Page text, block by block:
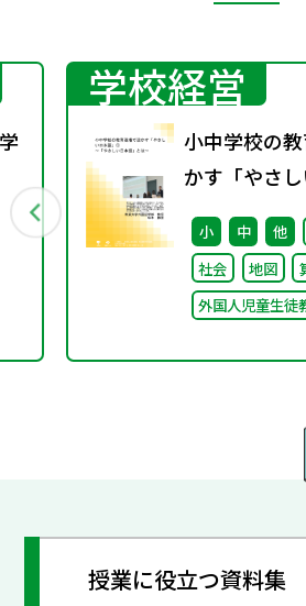
学校経営
小中学校の
かす「やさ
① ～「やさ
とは～
小 中 他
社会
地図
外国人児童生徒
授業に役立つ資料集